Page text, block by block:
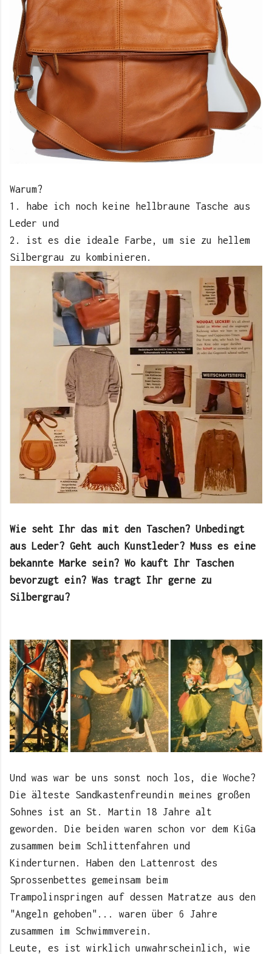
Warum?
1. habe ich noch keine hellbraune Tasche aus
Leder und
2. ist es die ideale Farbe, um sie zu hellem
Silbergrau zu kombinieren.
Wie seht Ihr das mit den Taschen? Unbedingt
aus Leder? Geht auch Kunstleder? Muss es eine
bekannte Marke sein? Wo kauft Ihr Taschen
bevorzugt ein? Was tragt Ihr gerne zu
Silbergrau?
Und was war be uns sonst noch los, die Woche?
Die älteste Sandkastenfreundin meines großen
Sohnes ist an St. Martin 18 Jahre alt
geworden. Die beiden waren schon vor dem KiGa
zusammen beim Schlittenfahren und
Kinderturnen. Haben den Lattenrost des
Sprossenbettes gemeinsam beim
Trampolinspringen auf dessen Matratze aus den
"Angeln gehoben"... waren über 6 Jahre
zusammen im Schwimmverein.
Leute, es ist wirklich unwahrscheinlich, wie